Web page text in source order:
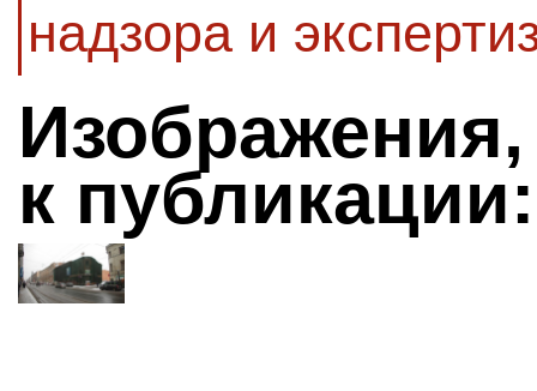
надзора и
к публикации: